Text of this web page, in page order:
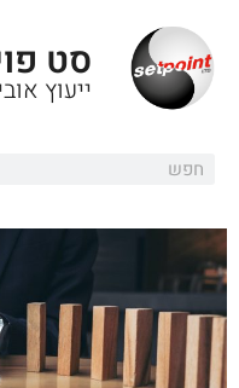
סט
ייעוץ